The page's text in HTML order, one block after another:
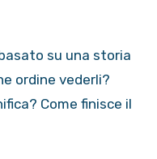
su una storia
ordine vederli?
Come finisce il